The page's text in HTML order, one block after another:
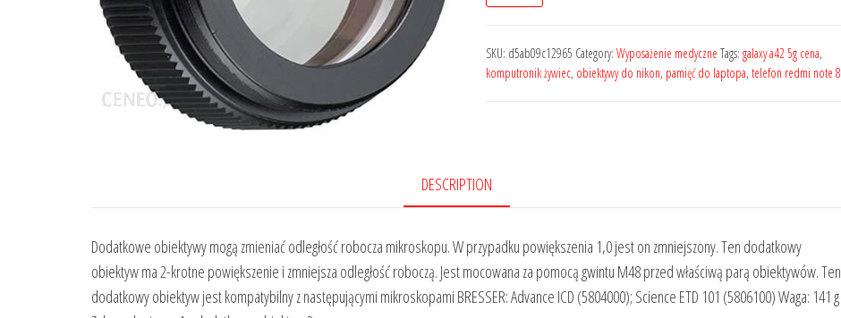
SKU: d5ab09c12965 Category: Wyposażenie medyczne Tags: galaxy a42 5g cena,
komputronik żywiec, obiektywy do nikon, pamięć do laptopa, telefon redmi note 8
DESCRIPTION
Dodatkowe obiektywy mogą zmieniać odległość robocza mikroskopu. W przypadku powiększenia 1,0 jest on zmniejszony. Ten dodatkowy
obiektyw ma 2-krotne powiększenie i zmniejsza odległość roboczą. Jest mocowana za pomocą gwintu M48 przed właściwą parą obiektywów. Ten
dodatkowy obiektyw jest kompatybilny z następującymi mikroskopami BRESSER: Advance ICD (5804000); Science ETD 101 (5806100) Waga: 141 g